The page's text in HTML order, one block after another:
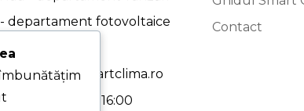
departament fotovoltaice
|office@smartclima.ro
Vineri - 08:00-16:00
Contact